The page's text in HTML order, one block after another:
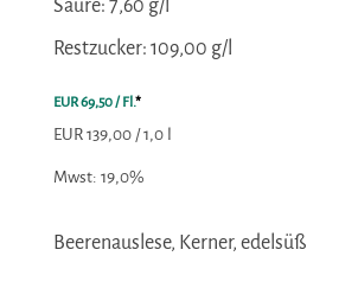
Säure: 7,60 g/l
Restzucker: 109,00 g/l
EUR 69,50/ Fl.*
EUR 139,00 / 1,0 l
Mwst: 19,0%
Beerenauslese, Kerner, edelsüß